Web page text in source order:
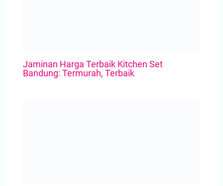
Jaminan Harga Terbaik Kitchen Set
Bandung: Termurah, Terbaik